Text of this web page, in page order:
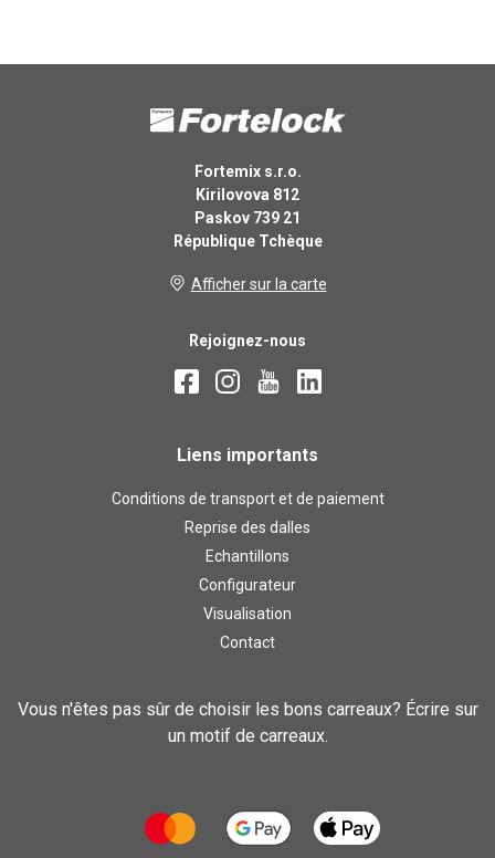
Fortemix s.r.o.
Kirilovova 812
Paskov 739 21
République Tchèque
Afficher sur la carte
Rejoignez-nous
Liens importants
Conditions de transport et de paiement
Reprise des dalles
Echantillons
Configurateur
Visualisation
Contact
Vous n'êtes pas sûr de choisir les bons carreaux? Écrire sur
un motif de carreaux.